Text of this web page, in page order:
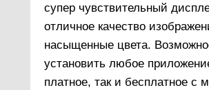
супер чувствительный
отличное качество
насыщенные цвета.
установить любое
платное, так и бесплатное с